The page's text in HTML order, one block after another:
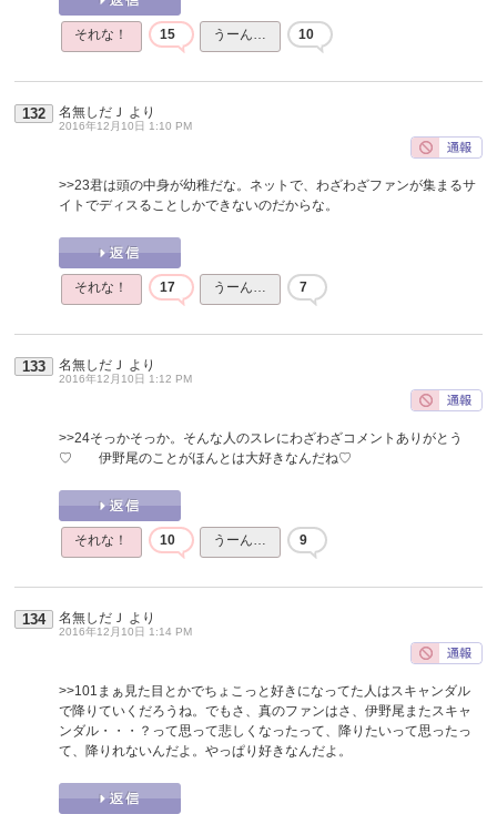
それな！ 15 うーん… 10
132 名無しだＪ より
2016年12月10日 1:10 PM
>>23君は頭の中身が幼稚だな。ネットで、わざわざファンが集まるサ
イトでディスることしかできないのだからな。
それな！ 17 うーん… 7
133 名無しだＪ より
2016年12月10日 1:12 PM
>>24そっかそっか。そんな人のスレにわざわざコメントありがとう
♡ 伊野尾のことがほんとは大好きなんだね♡
それな！ 10 うーん… 9
134 名無しだＪ より
2016年12月10日 1:14 PM
>>101 まぁ見た目とかでちょこっと好きになってた人はスキャンダル
で降りていくだろうね。でもさ、真のファンはさ、伊野尾またスキャ
ンダル・・・？って思って悲しくなったって、降りたいって思ったっ
て、降りれないんだよ。やっぱり好きなんだよ。